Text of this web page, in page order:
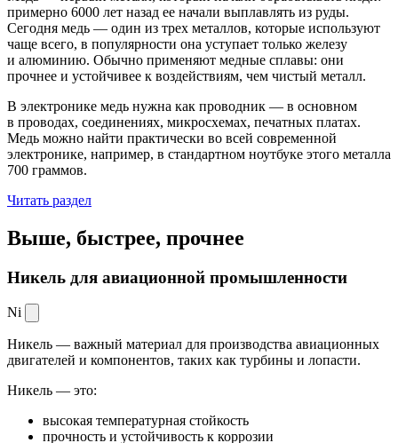
примерно 6000 лет назад ее начали выплавлять из руды.
Сегодня медь — один из трех металлов, которые используют
чаще всего, в популярности она уступает только железу
и алюминию. Обычно применяют медные сплавы: они
прочнее и устойчивее к воздействиям, чем чистый металл.
В электронике медь нужна как проводник — в основном
в проводах, соединениях, микросхемах, печатных платах.
Медь можно найти практически во всей современной
электронике, например, в стандартном ноутбуке этого металла
700 граммов.
Читать раздел
Выше, быстрее, прочнее
Никель для авиационной промышленности
Ni
Никель — важный материал для производства авиационных
двигателей и компонентов, таких как турбины и лопасти.
Никель — это:
высокая температурная стойкость
прочность и устойчивость к коррозии